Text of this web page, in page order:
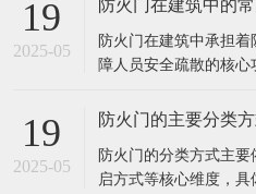
19
2025-05
防火门在建筑中的
防火门在建筑中承担
障人员安全疏散的核心
类： 一、公共建筑与
楼梯间入口、防烟前室
进入楼梯间，确保人员
19
2025-05
防火门的主要分类
防火门的分类方式主
启方式等核心维度，